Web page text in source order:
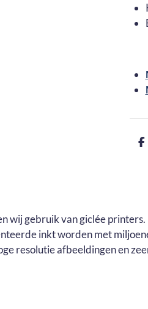
D
wij gebruik van giclée
inkt worden met
resolutie afbeeldingen en